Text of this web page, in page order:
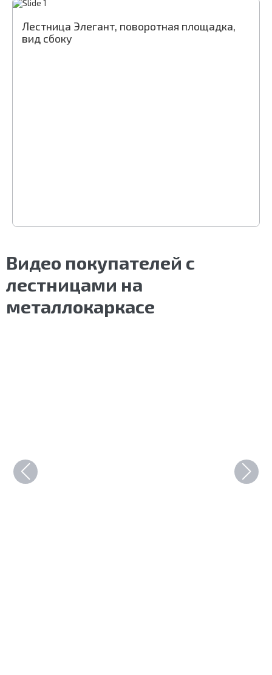
Лестница Элегант, поворотная площадка,
вид сбоку
Видео покупателей с
лестницами на
металлокаркасе